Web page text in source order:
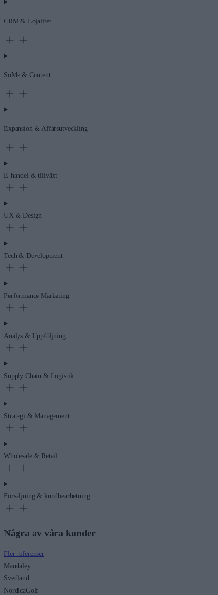
CRM & Lojalitet
SoMe & Content
Expansion & Affärsutveckling
E-handel & tillväxt
UX & Design
Tech & Development
Performance Marketing
Analys & Uppföljning
Supply Chain & Logistik
Strategi & Management
Wholesale & Retail
Försäljning & kundbearbetning
Några av våra kunder
Fler referenser
Mandaley
Svedland
NordicaGolf